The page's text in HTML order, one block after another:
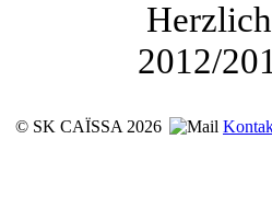
2012/
© SK CAÏSSA 2026